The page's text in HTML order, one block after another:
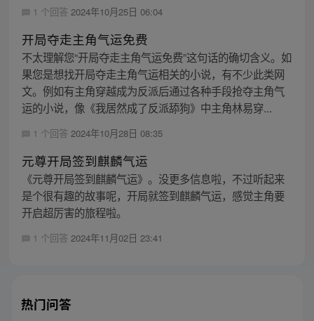
1 个回答 2024年10月25日 06:04
开局夺走主角气运免费
不太理解您“开局夺走主角气运免费”这句话的确切含义。如
果您是想找开局夺走主角气运相关的小说，有不少此类网
文。例如有主角穿越成为反派后通过各种手段抢夺主角气
运的小说，像《我居然成了反派舔狗》中主角林易穿...
1 个回答 2024年10月28日 08:35
元尊开局签到麒麟气运
《元尊开局签到麒麟气运》。没更多信息啦，不过听起来
是个很有趣的故事呢，开局就签到麒麟气运，感觉主角要
开启超厉害的旅程啦。
1 个回答 2024年11月02日 23:41
热门问答